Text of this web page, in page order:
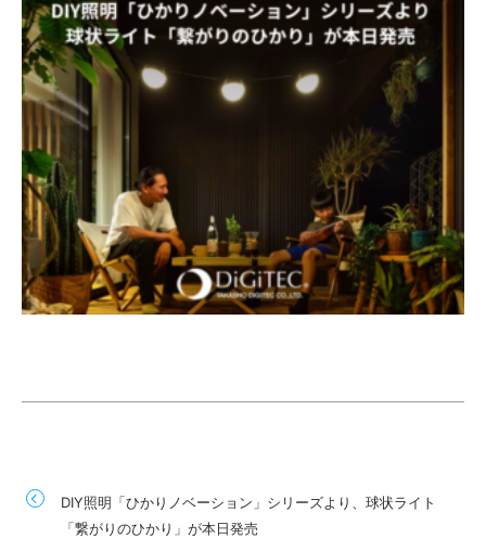
DIY照明「ひかりノベーション」シリーズより、球状ライト
「繋がりのひかり」が本日発売